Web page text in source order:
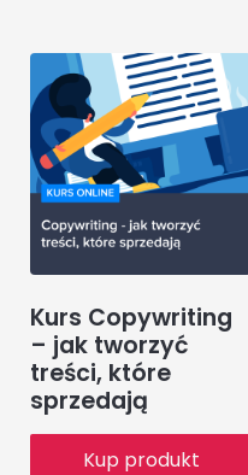
Kurs Copywriting
– jak tworzyć
treści, które
sprzedają
Kup produkt